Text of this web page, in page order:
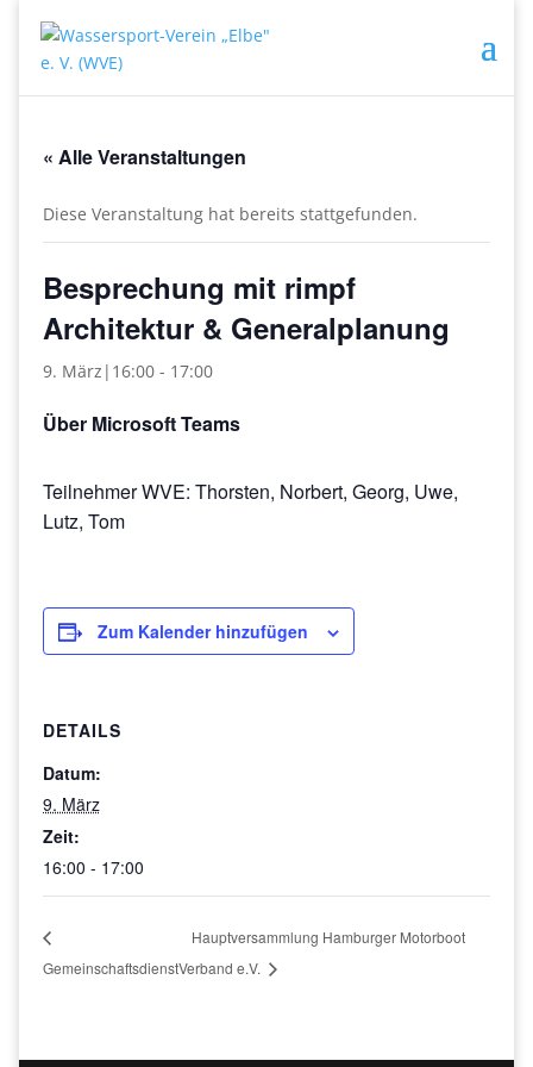
« Alle Veranstaltungen
Diese Veranstaltung hat bereits stattgefunden.
Besprechung mit rimpf
Architektur & Generalplanung
9. März|16:00- 17:00
Über Microsoft Teams
Teilnehmer WVE: Thorsten, Norbert, Georg, Uwe,
Lutz, Tom
Zum Kalender hinzufügen
DETAILS
Datum:
9. März
Zeit:
16:00 - 17:00
Gemeinschaftsdienst
Hauptversammlung Hamburger Motorboot
Verband e.V.